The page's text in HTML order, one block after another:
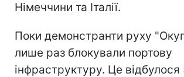
Німеччини та Італії.
Поки демонстранти руху
лише раз блокували портову
інфраструктуру. Це відбулося